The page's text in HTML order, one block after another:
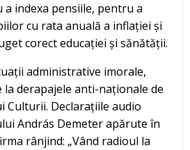
indexa pensiile, pentru a
cu rata anuală a inflației și
corect educației și sănătății.
administrative imorale,
derapajele anti-naționale de
Culturii. Declarațiile audio
András Demeter apărute în
rânjind: „Vând radioul la